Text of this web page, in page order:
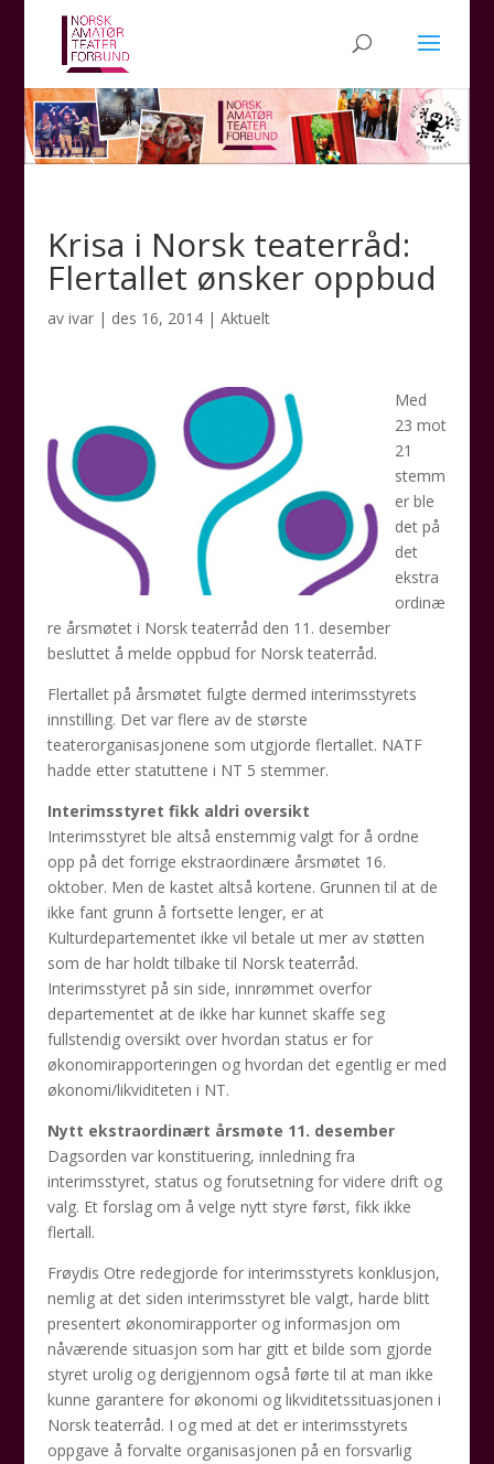
Krisa i Norsk teaterråd:
Flertallet ønsker oppbud
av ivar| des 16, 2014| Aktuelt
Med
23 mot
21
stemm
er ble
det på
det
ekstra
ordinæ
re årsmøtet i Norsk teaterråd den 11. desember
besluttet å melde oppbud for Norsk teaterråd.
Flertallet på årsmøtet fulgte dermed interimsstyrets
innstilling. Det var flere av de største
teaterorganisasjonene som utgjorde flertallet. NATF
hadde etter statuttene i NT 5 stemmer.
Interimsstyret fikk aldri oversikt
Interimsstyret ble altså enstemmig valgt for å ordne
opp på det forrige ekstraordinære årsmøtet 16.
oktober. Men de kastet altså kortene. Grunnen til at de
ikke fant grunn å fortsette lenger, er at
Kulturdepartementet ikke vil betale ut mer av støtten
som de har holdt tilbake til Norsk teaterråd.
Interimsstyret på sin side, innrømmet overfor
departementet at de ikke har kunnet skaffe seg
fullstendig oversikt over hvordan status er for
økonomirapporteringen og hvordan det egentlig er med
økonomi/likviditeten i NT.
Nytt ekstraordinært årsmøte 11. desember
Dagsorden var konstituering, innledning fra
interimsstyret, status og forutsetning for videre drift og
valg. Et forslag om å velge nytt styre først, fikk ikke
flertall.
Frøydis Otre redegjorde for interimsstyrets konklusjon,
nemlig at det siden interimsstyret ble valgt, harde blitt
presentert økonomirapporter og informasjon om
nåværende situasjon som har gitt et bilde som gjorde
styret urolig og derigjennom også førte til at man ikke
kunne garantere for økonomi og likviditetssituasjonen i
Norsk teaterråd. I og med at det er interimsstyrets
oppgave å forvalte organisasjonen på en forsvarlig